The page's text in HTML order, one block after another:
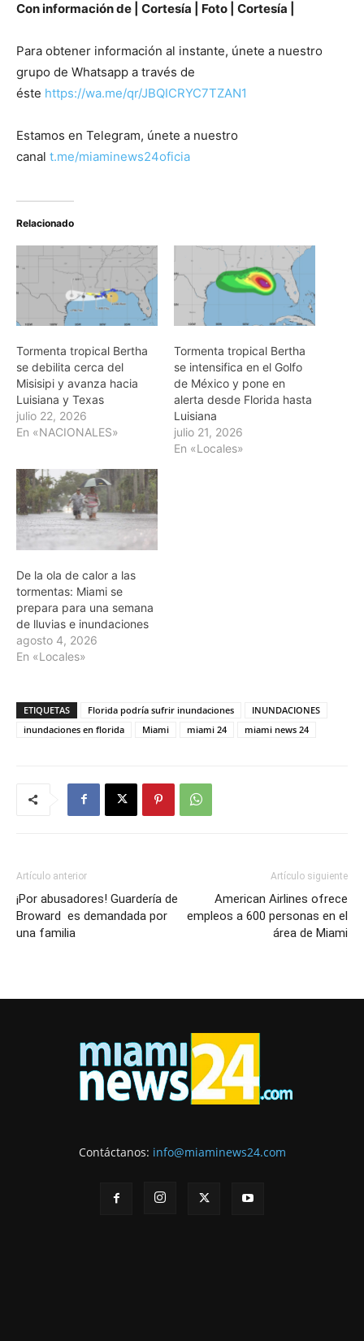
Con información de | Cortesía | Foto | Cortesía |
Para obtener información al instante, únete a nuestro
grupo de Whatsapp a través de
éste https://wa.me/qr/JBQICRYC7TZAN1
Estamos en Telegram, únete a nuestro
canal t.me/miaminews24oficia
Relacionado
Tormenta tropical Bertha
se debilita cerca del
Misisipi y avanza hacia
Luisiana y Texas
julio 22, 2026
En «NACIONALES»
Tormenta tropical Bertha
se intensifica en el Golfo
de México y pone en
alerta desde Florida hasta
Luisiana
julio 21, 2026
En «Locales»
De la ola de calor a las
tormentas: Miami se
prepara para una semana
de lluvias e inundaciones
agosto 4, 2026
En «Locales»
ETIQUETAS Florida podría sufrir inundaciones
INUNDACIONES
inundaciones en florida
Miami miami 24 miami news 24
Artículo anterior
¡Por abusadores! Guardería de
Broward es demandada por
una familia
Artículo siguiente
American Airlines ofrece
empleos a 600 personas en el
área de Miami
Contáctanos: info@miaminews24.com